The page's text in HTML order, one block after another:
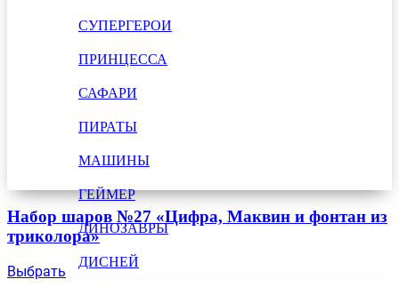
СУПЕРГЕРОИ
ПРИНЦЕССА
САФАРИ
ПИРАТЫ
МАШИНЫ
ГЕЙМЕР
ДИНОЗАВРЫ
ДИСНЕЙ
Набор шаров №27 «Цифра, Маквин и фонтан из
триколора»
Выбрать